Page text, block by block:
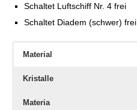
Schaltet Luftschiff Nr. 4 frei
Schaltet Diadem (schwer) frei
Material
Kristalle
Materia